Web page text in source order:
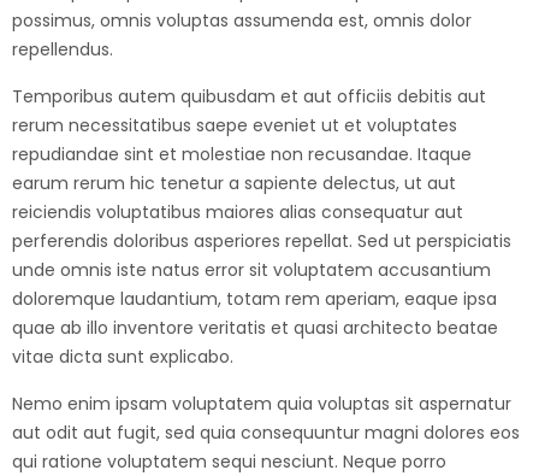
possimus, omnis voluptas assumenda est, omnis dolor
repellendus.
Temporibus autem quibusdam et aut officiis debitis aut
rerum necessitatibus saepe eveniet ut et voluptates
repudiandae sint et molestiae non recusandae. Itaque
earum rerum hic tenetur a sapiente delectus, ut aut
reiciendis voluptatibus maiores alias consequatur aut
perferendis doloribus asperiores repellat. Sed ut perspiciatis
unde omnis iste natus error sit voluptatem accusantium
doloremque laudantium, totam rem aperiam, eaque ipsa
quae ab illo inventore veritatis et quasi architecto beatae
vitae dicta sunt explicabo.
Nemo enim ipsam voluptatem quia voluptas sit aspernatur
aut odit aut fugit, sed quia consequuntur magni dolores eos
qui ratione voluptatem sequi nesciunt. Neque porro